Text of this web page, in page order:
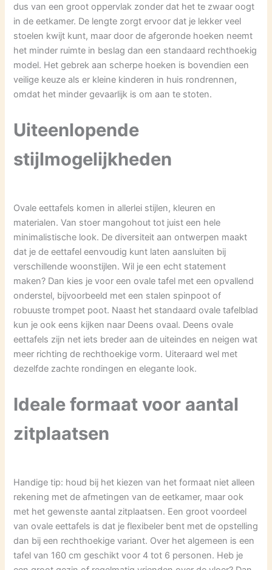
dus van een groot oppervlak zonder dat het te zwaar oogt
in de eetkamer. De lengte zorgt ervoor dat je lekker veel
stoelen kwijt kunt, maar door de afgeronde hoeken neemt
het minder ruimte in beslag dan een standaard rechthoekig
model. Het gebrek aan scherpe hoeken is bovendien een
veilige keuze als er kleine kinderen in huis rondrennen,
omdat het minder gevaarlijk is om aan te stoten.
Uiteenlopende
stijlmogelijkheden
Ovale eettafels komen in allerlei stijlen, kleuren en
materialen. Van stoer mangohout tot juist een hele
minimalistische look. De diversiteit aan ontwerpen maakt
dat je de eettafel eenvoudig kunt laten aansluiten bij
verschillende woonstijlen. Wil je een echt statement
maken? Dan kies je voor een ovale tafel met een opvallend
onderstel, bijvoorbeeld met een stalen spinpoot of
robuuste trompet poot. Naast het standaard ovale tafelblad
kun je ook eens kijken naar Deens ovaal. Deens ovale
eettafels zijn net iets breder aan de uiteindes en neigen wat
meer richting de rechthoekige vorm. Uiteraard wel met
dezelfde zachte rondingen en elegante look.
Ideale formaat voor aantal
zitplaatsen
Handige tip: houd bij het kiezen van het formaat niet alleen
rekening met de afmetingen van de eetkamer, maar ook
met het gewenste aantal zitplaatsen. Een groot voordeel
van ovale eettafels is dat je flexibeler bent met de opstelling
dan bij een rechthoekige variant. Over het algemeen is een
tafel van 160 cm geschikt voor 4 tot 6 personen. Heb je